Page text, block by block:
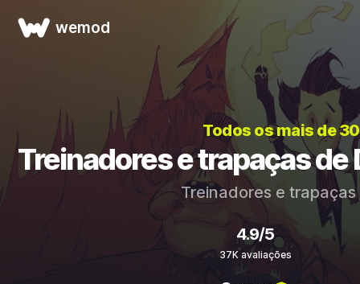
wemod
Todos os mais de
Treinadores e trapaças
Treinadores e
4.9/5
37K avaliações